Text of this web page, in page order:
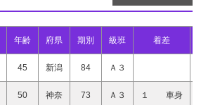
年齢 府県 期別 級班 着差
45 新潟 84 Ａ３
50 神奈 73 Ａ３ １ 車身